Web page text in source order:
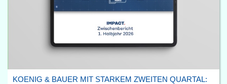
KOENIG & BAUER MIT STARKEM ZWEITEN QUARTAL: